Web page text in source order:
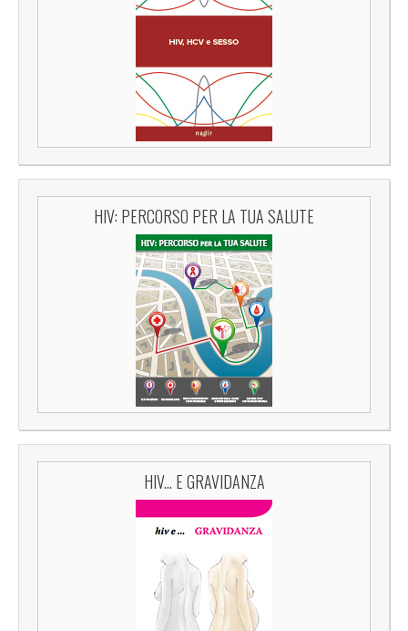
HIV: PERCORSO PER LA TUA SALUTE
HIV... E GRAVIDANZA